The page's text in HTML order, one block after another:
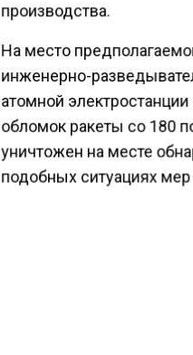
производства.
На место
инженерно-
атомной
обломок ракеты со 180
уничтожен на месте
подобных ситуациях мер